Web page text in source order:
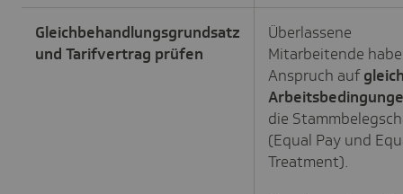
Gleichbehandlungsgrundsatz
und Tarifvertrag prüfen
Überlassene
Mitarbeitende
Anspruch auf
die
(Equal Pay und
Treatment).